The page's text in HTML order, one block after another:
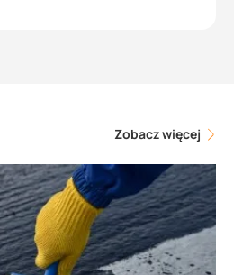
Zobacz więcej